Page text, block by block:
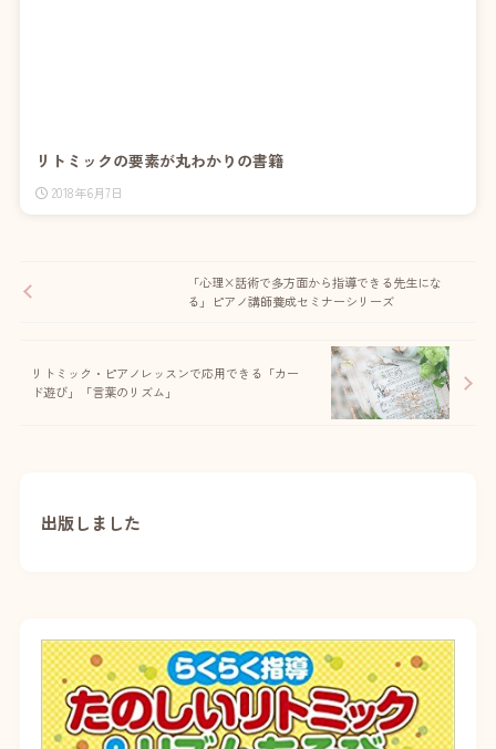
リトミックの要素が丸わかりの書籍
2018年6月7日
「心理×話術で多方面から指導できる先生にな
る」ピアノ講師養成セミナーシリーズ
リトミック・ピアノレッスンで応用できる「カー
ド遊び」「言葉のリズム」
出版しました